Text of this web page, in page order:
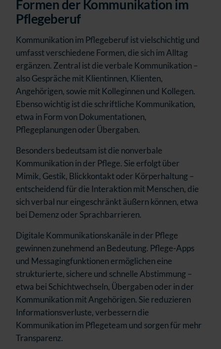
Formen der Kommunikation im
Pflegeberuf
Kommunikation im Pflegeberuf ist vielschichtig und
umfasst verschiedene Formen, die sich im Alltag
ergänzen. Zentral ist die verbale Kommunikation –
also Gespräche mit Klientinnen, Klienten,
Angehörigen, sowie mit Kolleginnen und Kollegen.
Ebenso wichtig ist die schriftliche Kommunikation,
etwa in Form von Dokumentationen,
Pflegeplanungen oder Übergaben.
Besonders bedeutsam ist die nonverbale
Kommunikation in der Pflege. Sie erfolgt über
Mimik, Gestik, Blickkontakt oder Körperhaltung –
entscheidend für die Interaktion mit Menschen, die
sich verbal nur eingeschränkt äußern können, etwa
bei Demenz oder Sprachbarrieren.
Digitale Kommunikationskanäle in der Pflege
gewinnen zunehmend an Bedeutung. Pflege-Apps
und Messagingfunktionen ermöglichen eine
strukturierte, sichere und schnelle Abstimmung –
etwa bei Schichtwechseln, Übergaben oder in der
Kommunikation mit Angehörigen. Sie reduzieren
Informationsverluste, verbessern die
Kommunikation im Pflegeteam und sorgen für mehr
Transparenz.